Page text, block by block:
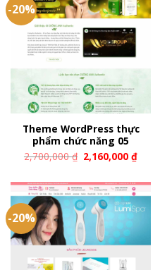
-20%
Theme WordPress thực
phẩm chức năng 05
2,700,000₫ 2,160,000₫
-20%